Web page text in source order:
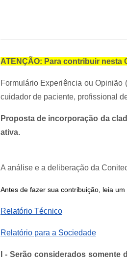
ATENÇÃO: Para contribuir
Formulário Experiência ou Opinião
cuidador de paciente, profissional
Proposta de incorporação da
ativa.
A análise e a deliberação da
Antes de fazer sua contribuição, leia
Relatório Técnico
Relatório para a Sociedade
I - Serão considerados